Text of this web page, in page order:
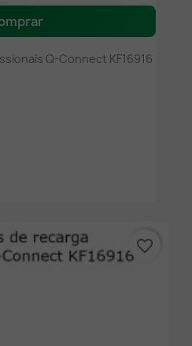
Q-Connect KF16916
favorite_border